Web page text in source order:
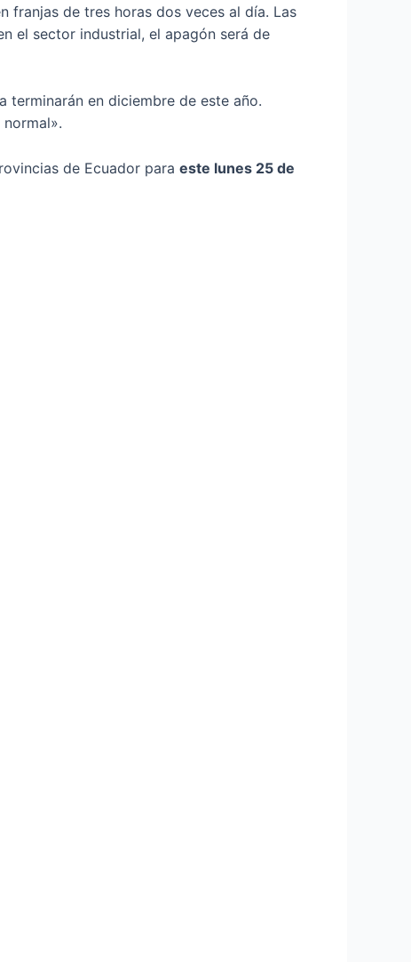
franjas de tres horas dos veces al día. Las
el sector industrial, el apagón será de
terminarán en diciembre de este año.
de Ecuador para este lunes 25 de